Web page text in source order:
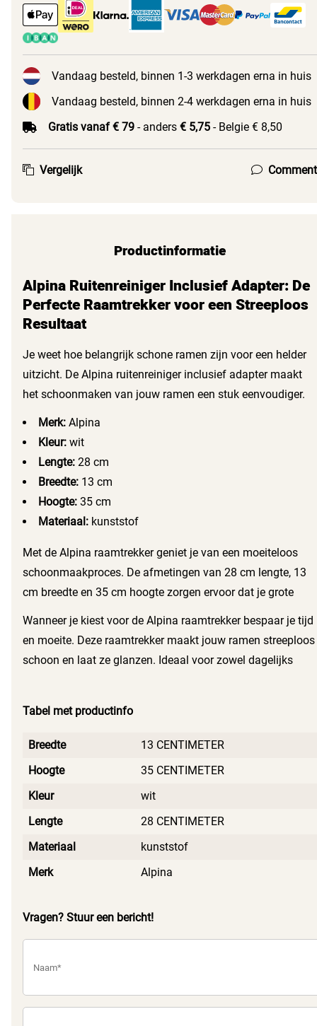
Vandaag besteld, binnen 1-3 werkdagen erna in huis
Vandaag besteld, binnen 2-4 werkdagen erna in huis
Gratis vanaf € 79 - anders € 5,75 - Belgie € 8,50
Vergelijk Comment
Productinformatie
Alpina Ruitenreiniger Inclusief Adapter: De
Perfecte Raamtrekker voor een Streeploos
Resultaat
Je weet hoe belangrijk schone ramen zijn voor een helder
uitzicht. De Alpina ruitenreiniger inclusief adapter maakt
het schoonmaken van jouw ramen een stuk eenvoudiger.
Dankzij het ergonomische ontwerp en hoogwaardige
materiaal neem je moeiteloos vuil en strepen weg. Geen
gedoe meer met natte doeken of papieren handdoeken
Merk: Alpina
Kleur: wit
Lengte: 28 cm
Breedte: 13 cm
Hoogte: 35 cm
Materiaal: kunststof
Met de Alpina raamtrekker geniet je van een moeiteloos
schoonmaakproces. De afmetingen van 28 cm lengte, 13
cm breedte en 35 cm hoogte zorgen ervoor dat je grote
Wanneer je kiest voor de Alpina raamtrekker bespaar je tijd
en moeite. Deze raamtrekker maakt jouw ramen streeploos
schoon en laat ze glanzen. Ideaal voor zowel dagelijks
het verschil zelf.
Tabel met productinfo
Breedte
13 CENTIMETER
Hoogte
35 CENTIMETER
Kleur
wit
Lengte
28 CENTIMETER
Materiaal
kunststof
Merk
Alpina
Vragen? Stuur een bericht!